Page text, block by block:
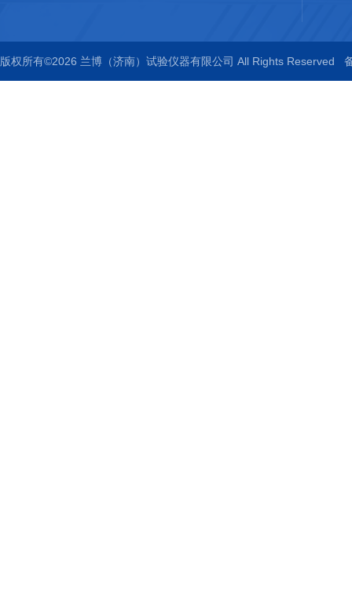
版权所有©2026 兰博（济南）试验仪器有限公司 All Rights Reserved